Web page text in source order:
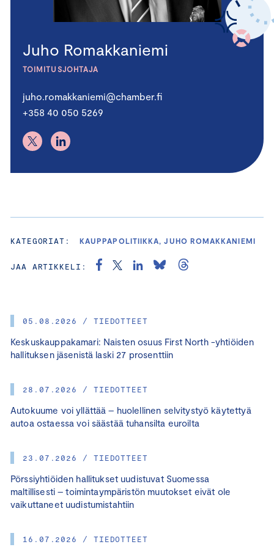
05.08.2026 / TIEDOTTEET
Keskuskauppakamari: Naisten osuus First North -yhtiöiden
hallituksen jäsenistä laski 27 prosenttiin
28.07.2026 / TIEDOTTEET
Autokuume voi yllättää – huolellinen selvitystyö käytettyä
autoa ostaessa voi säästää tuhansilta euroilta
23.07.2026 / TIEDOTTEET
Pörssiyhtiöiden hallitukset uudistuvat Suomessa
maltillisesti – toimintaympäristön muutokset eivät ole
vaikuttaneet uudistumistahtiin
16.07.2026 / TIEDOTTEET
Juho Romakkaniemi
TOIMITUSJOHTAJA
juho.romakkaniemi@chamber.fi
+358 40 050 5269
KATEGORIAT: KAUPPAPOLITIIKKA, JUHO ROMAKKANIEMI
JAA ARTIKKELI: